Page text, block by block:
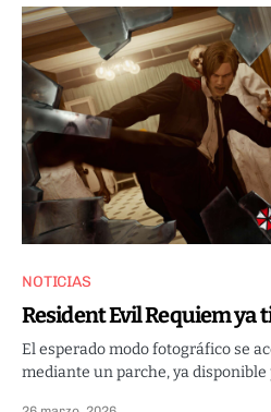
NOTICIAS
Resident Evil Requiem ya
El esperado modo fotográfico se
mediante un parche, ya disponible